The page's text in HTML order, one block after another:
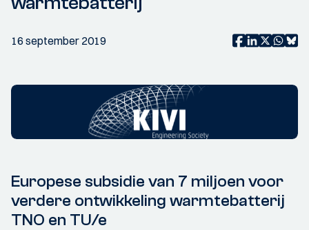
16 september 2019
Europese subsidie van 7 miljoen voor
verdere ontwikkeling warmtebatterij
TNO en TU/e